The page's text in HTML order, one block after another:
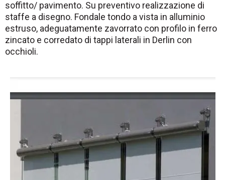
soffitto/ pavimento. Su preventivo realizzazione di
staffe a disegno. Fondale tondo a vista in alluminio
estruso, adeguatamente zavorrato con profilo in ferro
zincato e corredato di tappi laterali in Derlin con
occhioli.